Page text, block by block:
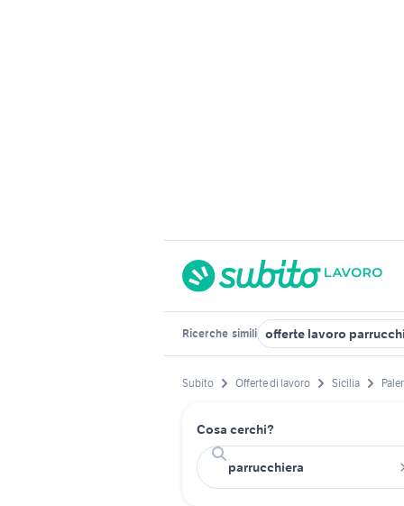
Ricerche simili offerte lavoro
Subito Offerte di lavoro Sicilia
Cosa cerchi?